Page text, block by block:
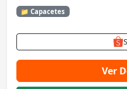
📁 Capacetes
Ver